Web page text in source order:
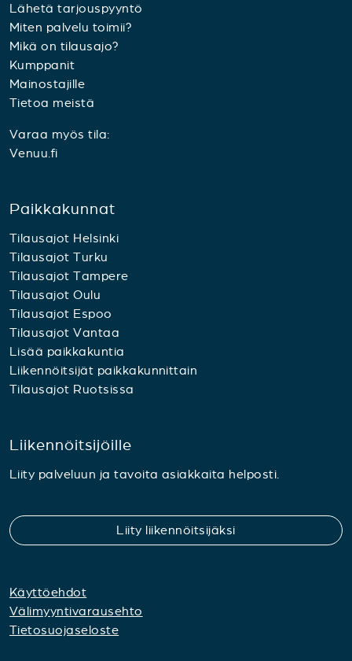
Lähetä tarjouspyyntö
Miten palvelu toimii?
Mikä on tilausajo?
Kumppanit
Mainostajille
Tietoa meistä
Varaa myös tila:
Venuu.fi
Paikkakunnat
Tilausajot Helsinki
Tilausajot Turku
Tilausajot Tampere
Tilausajot Oulu
Tilausajot Espoo
Tilausajot Vantaa
Lisää paikkakuntia
Liikennöitsijät paikkakunnittain
Tilausajot Ruotsissa
Liikennöitsijöille
Liity palveluun ja tavoita asiakkaita helposti.
Liity liikennöitsijäksi
Käyttöehdot
Välimyyntivarausehto
Tietosuojaseloste